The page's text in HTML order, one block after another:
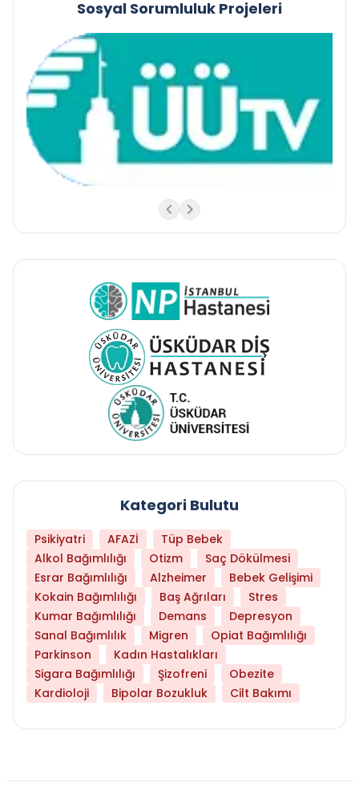
Sosyal Sorumluluk Projeleri
Kategori Bulutu
Psikiyatri AFAZİ
Tüp Bebek
Alkol Bağımlılığı
Otizm
Saç Dökülmesi
Esrar Bağımlılığı
Alzheimer
Bebek Gelişimi
Kokain Bağımlılığı
Baş Ağrıları
Stres
Kumar Bağımlılığı
Demans
Depresyon
Sanal Bağımlılık
Migren
Opiat Bağımlılığı
Parkinson
Kadın Hastalıkları
Sigara Bağımlılığı
Şizofreni
Obezite
Kardioloji
Bipolar Bozukluk Cilt Bakımı